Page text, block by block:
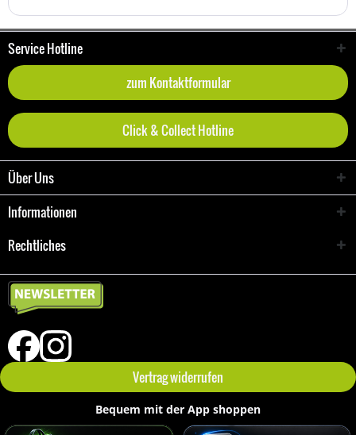
Service Hotline
zum Kontaktformular
Click & Collect Hotline
Über Uns
Informationen
Rechtliches
Vertrag widerrufen
Bequem mit der App shoppen